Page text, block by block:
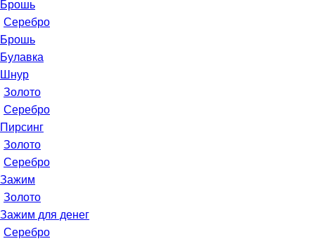
Брошь
Серебро
Брошь
Булавка
Шнур
Золото
Серебро
Пирсинг
Золото
Серебро
Зажим
Золото
Зажим для денег
Серебро